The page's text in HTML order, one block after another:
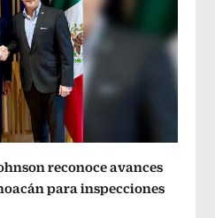
reconoce avances
para inspecciones